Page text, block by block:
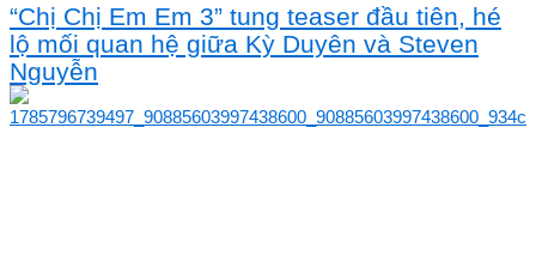
“Chị Chị Em Em 3” tung teaser đầu tiên, hé
lộ mối quan hệ giữa Kỳ Duyên và Steven
Nguyễn